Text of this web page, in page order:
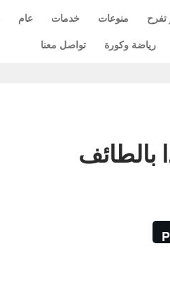
تفرح منوعات خدمات عام
رياضة وكورة تواصل معنا